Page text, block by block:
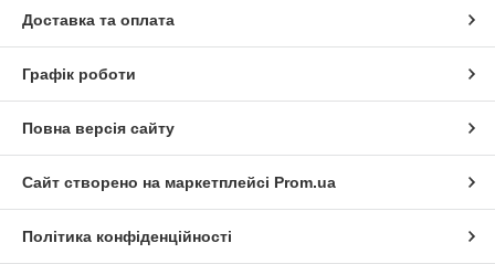
Доставка та оплата
Графік роботи
Повна версія сайту
Сайт створено на маркетплейсі Prom.ua
Політика конфіденційності